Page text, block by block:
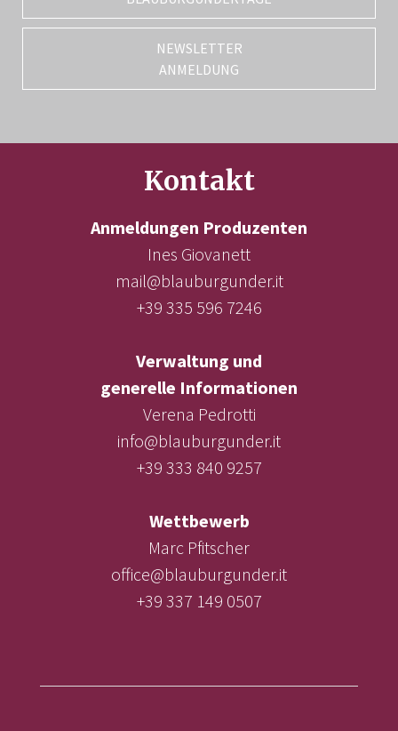
NEWSLETTER
ANMELDUNG
Kontakt
Anmeldungen Produzenten
Ines Giovanett
mail@blauburgunder.it
+39 335 596 7246
Verwaltung und
generelle Informationen
Verena Pedrotti
info@blauburgunder.it
+39 333 840 9257
Wettbewerb
Marc Pfitscher
office@blauburgunder.it
+39 337 149 0507